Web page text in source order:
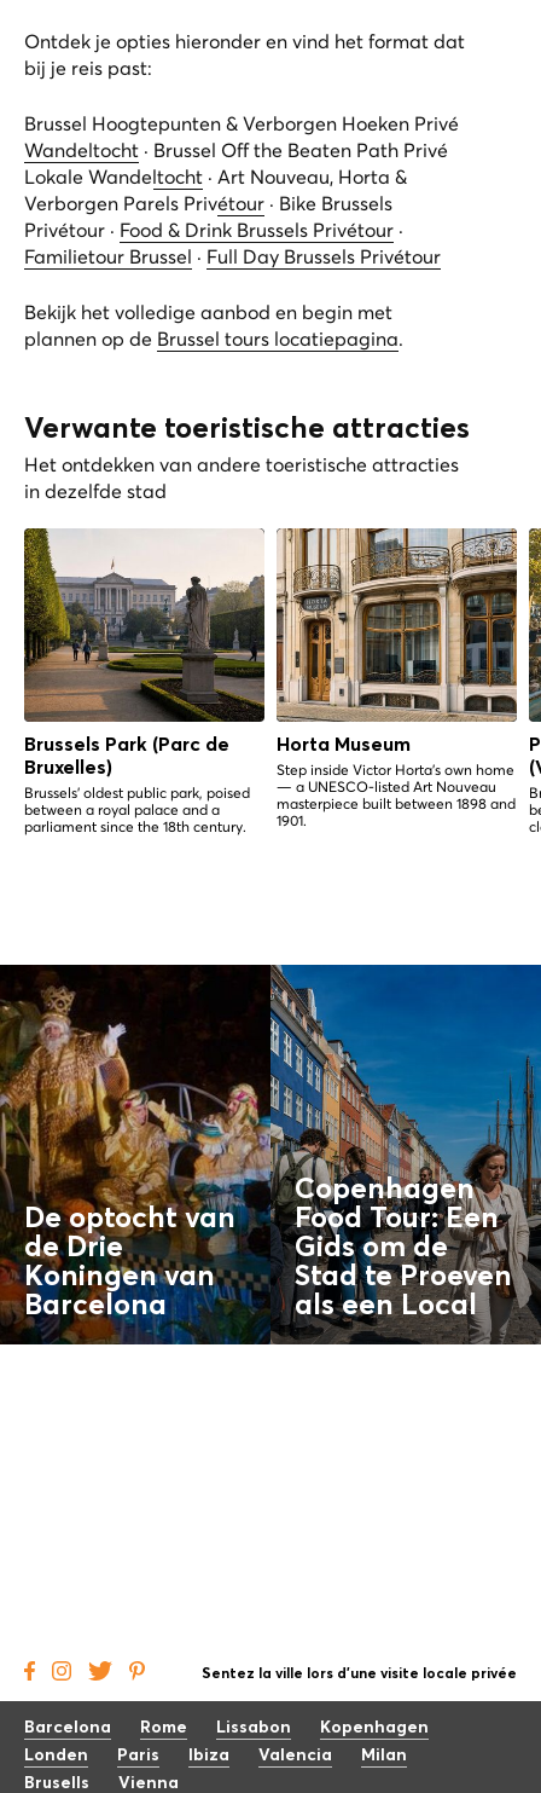
Ontdek je opties hieronder en vind het format dat
bij je reis past:
Brussel Hoogtepunten & Verborgen Hoeken Privé
Wandeltocht · Brussel Off the Beaten Path Privé
Lokale Wandeltocht · Art Nouveau, Horta &
Verborgen Parels Privétour · Bike Brussels
Privétour · Food & Drink Brussels Privétour ·
Familietour Brussel · Full Day Brussels Privétour
Bekijk het volledige aanbod en begin met
plannen op de Brussel tours locatiepagina.
Verwante toeristische attracties
Het ontdekken van andere toeristische attracties
in dezelfde stad
Brussels Park (Parc de
Bruxelles)
Brussels' oldest public park, poised
between a royal palace and a
parliament since the 18th century.
Horta Museum
Step inside Victor Horta's own home
— a UNESCO-listed Art Nouveau
masterpiece built between 1898 and
1901.
De optocht van
de Drie
Koningen van
Barcelona
Copenhagen
Food Tour: Een
Gids om de
Stad te Proeven
als eenLocal
Sentez la ville lors d'une visite locale privée
Barcelona Rome Lissabon
Kopenhagen
Londen
Paris Ibiza Valencia
Milan
Brusells
Vienna